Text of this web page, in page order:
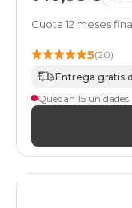
Cuota 12 meses
5(20)
Entrega gratis
Quedan 15 unidades